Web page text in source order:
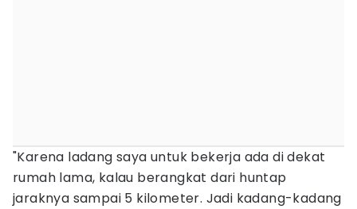
"Karena ladang saya untuk bekerja ada di dekat
rumah lama, kalau berangkat dari huntap
jaraknya sampai 5 kilometer. Jadi kadang-kadang